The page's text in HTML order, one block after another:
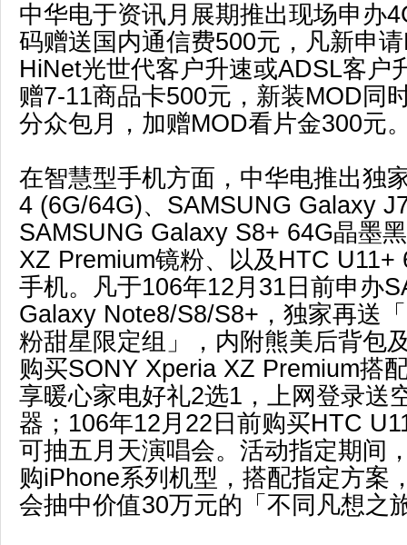
中华电于资讯月展期推出现场申办
码赠送国内通信费500元，凡新申
HiNet光世代客户升速或ADSL客户
赠7-11商品卡500元，新装MOD同
分众包月，加赠MOD看片金300元
在智慧型手机方面，中华电推出独
4 (6G/64G)、SAMSUNG Galaxy
SAMSUNG Galaxy S8+ 64G晶墨
XZ Premium镜粉、以及HTC U11+
手机。凡于106年12月31日前申办
Galaxy Note8/S8/S8+，独家再送
粉甜星限定组」，内附熊美后背包
购买SONY Xperia XZ Premium搭
享暖心家电好礼2选1，上网登录送
器；106年12月22日前购买HTC
可抽五月天演唱会。活动指定期间
购iPhone系列机型，搭配指定方案
会抽中价值30万元的「不同凡想之